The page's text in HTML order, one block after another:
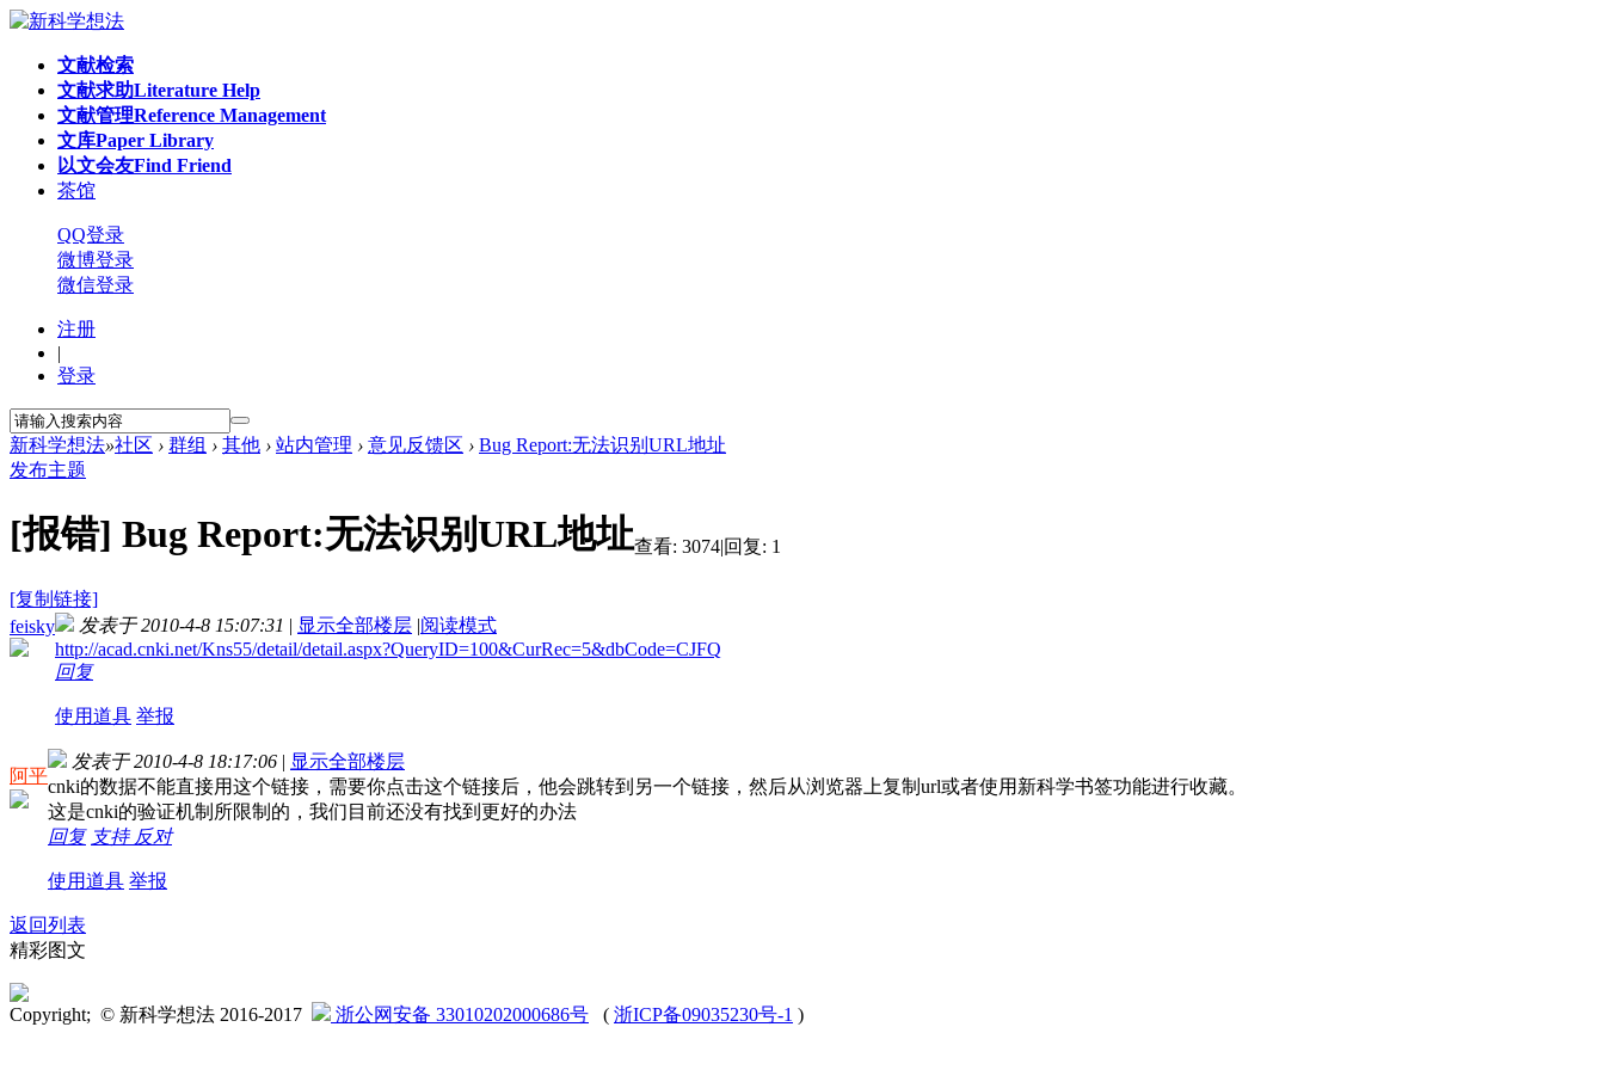
文献检索
文献求助Literature Help
文献管理Reference Management
文库Paper Library
以文会友Find Friend
茶馆
QQ登录
微博登录
微信登录
注册
|
登录
新科学想法»社区 › 群组 › 其他 › 站内管理 › 意见反馈区 › Bug Report:无法识别URL地址
发布主题
[报错] Bug Report:无法识别URL地址
[复制链接]
查看: 3074|回复: 1
feisky 发表于 2010-4-8 15:07:31 | 显示全部楼层 |阅读模式
http://acad.cnki.net/Kns55/detail/detail.aspx?QueryID=100&CurRec=5&dbCode=CJFQ
回复
使用道具 举报
阿平
发表于 2010-4-8 18:17:06 | 显示全部楼层
cnki的数据不能直接用这个链接，需要你点击这个链接后，他会跳转到另一个链接，然后从浏览器上复制url或者使用新科学书签功能进行收藏。
这是cnki的验证机制所限制的，我们目前还没有找到更好的办法
回复 支持 反对
使用道具 举报
返回列表
精彩图文
Copyright; © 新科学想法 2016-2017 浙公网安备 33010202000686号 ( 浙ICP备09035230号-1 )